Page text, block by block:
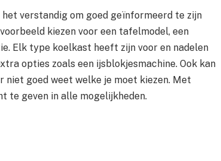
verstandig om goed geïnformeerd te zijn
kiezen voor een tafelmodel, een
Elk type koelkast heeft zijn voor en nadelen
opties zoals een ijsblokjesmachine. Ook kan
niet goed weet welke je moet kiezen. Met
te geven in alle mogelijkheden.